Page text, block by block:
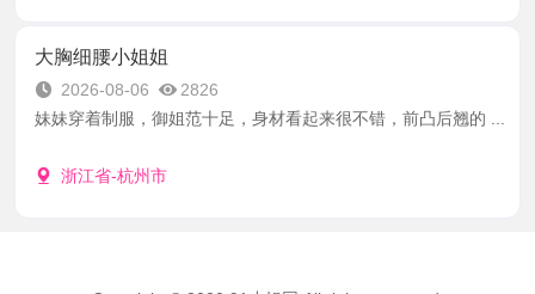
大胸细腰小姐姐
2026-08-06
2826
妹妹穿着制服，御姐范十足，身材看起来很不错，前凸后翘的 ...
浙江省-杭州市